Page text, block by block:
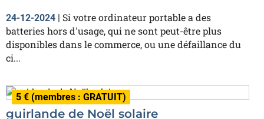
24-12-2024
Si votre ordinateur portable a des
batteries hors d'usage, qui ne sont peut-être plus
disponibles dans le commerce, ou une défaillance du
ci...
5 € (membres : GRATUIT)
guirlande de Noël solaire